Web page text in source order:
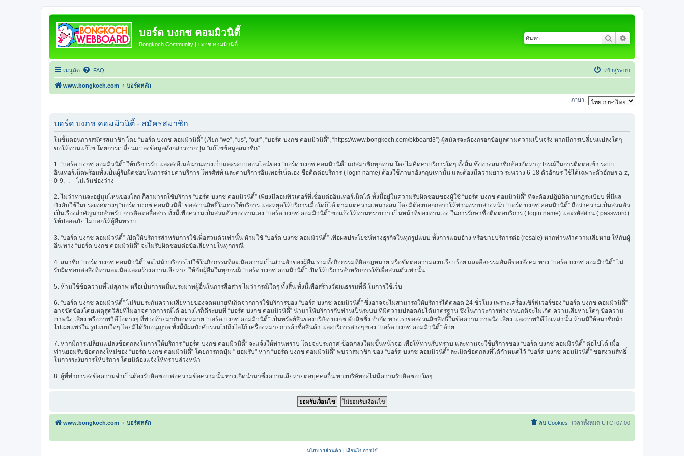
บอร์ด บงกช คอมมิวนิตี้
Bongkoch Community | บงกช คอมมิวนิตี้
ค้นหา
เมนูลัด FAQ เข้าสู่ระบบ
www.bongkoch.com บอร์ดหลัก
ภาษา:
บอร์ด บงกช คอมมิวนิตี้ - สมัครสมาชิก
ในขั้นตอนการสมัครสมาชิก โดย “บอร์ด บงกช คอมมิวนิตี้” (เรียก “we”, “us”, “our”, “บอร์ด บงกช คอมมิวนิตี้”, “https://www.bongkoch.com/bkboard3”) ผู้สมัครจะต้องกรอกข้อมูลตามความเป็นจริง หากมีการเปลี่ยนแปลงใดๆ
ขอให้ท่านแก้ไข โดยการเปลี่ยนแปลงข้อมูลดังกล่าวจากปุ่ม "แก้ไขข้อมูลสมาชิก"
1. “บอร์ด บงกช คอมมิวนิตี้” ให้บริการรับ และส่งอีเมล์ ผ่านทางเว็บและระบบออนไลน์ของ “บอร์ด บงกช คอมมิวนิตี้” แก่สมาชิกทุกท่าน โดยไม่คิดค่าบริการใดๆ ทั้งสิ้น ซึ่งทางสมาชิกต้องจัดหาอุปกรณ์ในการติดต่อเข้า ระบบ
อินเทอร์เน็ตพร้อมทั้งเป็นผู้รับผิดชอบในการจ่ายค่าบริการ โทรศัพท์ และค่าบริการอินเทอร์เน็ตเอง ชื่อติดต่อบริการ ( login name) ต้องใช้ภาษาอังกฤษเท่านั้น และต้องมีความยาว ระหว่าง 6-18 ตัวอักษร ใช้ได้เฉพาะตัวอักษร a-z,
0-9, -, _ ไม่เว้นช่องว่าง
2. ไม่ว่าท่านจะอยู่มุมไหนของโลก ก็สามารถใช้บริการ “บอร์ด บงกช คอมมิวนิตี้” เพียงมีคอมพิวเตอร์ที่เชื่อมต่ออินเทอร์เน็ตได้ ทั้งนี้อยู่ในความรับผิดชอบของผู้ใช้ “บอร์ด บงกช คอมมิวนิตี้” ที่จะต้องปฏิบัติตามกฎระเบียบ ที่มีผล
บังคับใช้ในประเทศต่างๆ “บอร์ด บงกช คอมมิวนิตี้” ขอสงวนสิทธิ์ในการให้บริการ และหยุดให้บริการเมื่อใดก็ได้ ตามแต่ความเหมาะสม โดยมิต้องบอกกล่าวให้ท่านทราบล่วงหน้า “บอร์ด บงกช คอมมิวนิตี้” ถือว่าความเป็นส่วนตัว
เป็นเรื่องสำคัญมากสำหรับ การติดต่อสื่อสาร ทั้งนี้เพื่อความเป็นส่วนตัวของท่านเอง “บอร์ด บงกช คอมมิวนิตี้” ขอแจ้งให้ท่านทราบว่า เป็นหน้าที่ของท่านเอง ในการรักษาชื่อติดต่อบริการ ( login name) และรหัสผ่าน ( password)
ให้ปลอดภัย ไม่บอกให้ผู้อื่นทราบ
3. “บอร์ด บงกช คอมมิวนิตี้” เปิดให้บริการสำหรับการใช้เพื่อส่วนตัวเท่านั้น ห้ามใช้ “บอร์ด บงกช คอมมิวนิตี้” เพื่อผลประโยชน์ทางธุรกิจในทุกรูปแบบ ทั้งการแอบอ้าง หรือขายบริการต่อ (resale) หากท่านทำความเสียหาย ให้กับผู้
อื่น ทาง “บอร์ด บงกช คอมมิวนิตี้” จะไม่รับผิดชอบต่อข้อเสียหายในทุกกรณี
4. สมาชิก “บอร์ด บงกช คอมมิวนิตี้” จะไม่นำบริการไปใช้ในกิจกรรมที่ละเมิดความเป็นส่วนตัวของผู้อื่น รวมทั้งกิจกรรมที่ผิดกฎหมาย หรือขัดต่อความสงบเรียบร้อย และศีลธรรมอันดีของสังคม ทาง “บอร์ด บงกช คอมมิวนิตี้” ไม่
รับผิดชอบต่อสิ่งที่ท่านละเมิดและสร้างความเสียหาย ให้กับผู้อื่นในทุกกรณี “บอร์ด บงกช คอมมิวนิตี้” เปิดให้บริการสำหรับการใช้เพื่อส่วนตัวเท่านั้น
5. ห้ามใช้ข้อความที่ไม่สุภาพ หรือเป็นการหมิ่นประมาทผู้อื่นในการสื่อสาร ไม่ว่ากรณีใดๆ ทั้งสิ้น ทั้งนี้เพื่อสร้างวัฒนธรรมที่ดี ในการใช้เว็บ
6. “บอร์ด บงกช คอมมิวนิตี้” ไม่รับประกันความเสียหายของจดหมายที่เกิดจากการใช้บริการของ “บอร์ด บงกช คอมมิวนิตี้” ซึ่งอาจจะไม่สามารถให้บริการได้ตลอด 24 ชั่วโมง เพราะเครื่องเซิร์ฟเวอร์ของ “บอร์ด บงกช คอมมิวนิตี้”
อาจขัดข้องโดยเหตุสุดวิสัยที่ไม่อาจคาดการณ์ได้ อย่างไรก็ดีระบบที่ “บอร์ด บงกช คอมมิวนิตี้” นำมาให้บริการกับท่านเป็นระบบ ที่มีความปลอดภัยได้มาตรฐาน ซึ่งในภาวะการทำงานปกติจะไม่เกิด ความเสียหายใดๆ ข้อความ
ภาพนิ่ง เสียง หรือภาพวิดีโอต่างๆ ที่พ่วงท้ายมากับจดหมาย “บอร์ด บงกช คอมมิวนิตี้” เป็นทรัพย์สินของบริษัท บงกช พับลิชชิ่ง จำกัด ทางเราขอสงวนลิขสิทธิ์ในข้อความ ภาพนิ่ง เสียง และภาพวิดีโอเหล่านั้น ห้ามมิให้สมาชิกนำ
ไปเผยแพร่ใน รูปแบบใดๆ โดยมิได้รับอนุญาต ทั้งนี้มีผลบังคับรวมไปถึงโลโก้ เครื่องหมายการค้าชื่อสินค้า และบริการต่างๆ ของ “บอร์ด บงกช คอมมิวนิตี้” ด้วย
7. หากมีการเปลี่ยนแปลงข้อตกลงในการให้บริการ “บอร์ด บงกช คอมมิวนิตี้” จะแจ้งให้ท่านทราบ โดยจะประกาศ ข้อตกลงใหม่ขึ้นหน้าจอ เพื่อให้ท่านรับทราบ และท่านจะใช้บริการของ “บอร์ด บงกช คอมมิวนิตี้” ต่อไปได้ เมื่อ
ท่านยอมรับข้อตกลงใหม่ของ “บอร์ด บงกช คอมมิวนิตี้” โดยการกดปุ่ม " ยอมรับ" หาก “บอร์ด บงกช คอมมิวนิตี้” พบว่าสมาชิก ของ “บอร์ด บงกช คอมมิวนิตี้” ละเมิดข้อตกลงที่ได้กำหนดไว้ “บอร์ด บงกช คอมมิวนิตี้” ขอสงวนสิทธิ์
ในการระงับการให้บริการ โดยมิต้องแจ้งให้ทราบล่วงหน้า
8. ผู้ที่ทำการส่งข้อความจำเป็นต้องรับผิดชอบต่อความข้อความนั้น ทางเกิดนำมาซึ่งความเสียหายต่อบุคคลอื่น ทางบริษัทจะไม่มีความรับผิดชอบใดๆ
www.bongkoch.com บอร์ดหลัก เวลาทั้งหมด UTC+07:00
ลบ Cookies
นโยบายส่วนตัว | เงื่อนไขการใช้